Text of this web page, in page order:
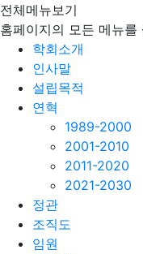
전체메뉴보기
홈페이지의 모든 메뉴
학회소개
인사말
설립목적
연혁
1989-2000
2001-2010
2011-2020
2021-2030
정관
조직도
임원